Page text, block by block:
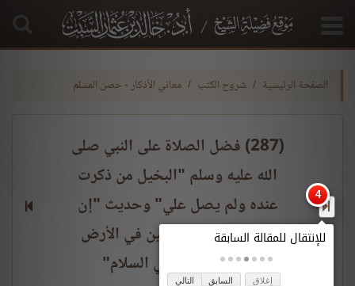
الصفحة الرئيسية شروح الكتب معاني الأذكار - حصن المسلم
(287) فضل الصلاة على النبي صلى
الله عليه وسلم "البخيل من ذكرت
عنده ولم يصل علي" وحديث "إن
الله وملائكته سياحين في الأرض
يبلغوني من أمتي السلام"
إغلاق السابق التالي